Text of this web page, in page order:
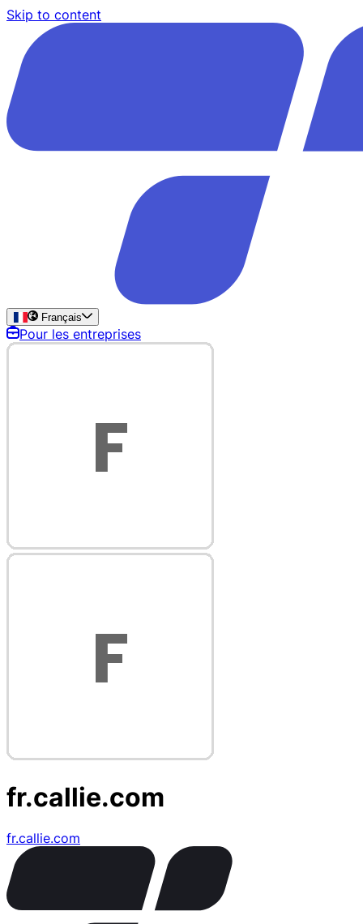
Skip to content
Français
Pour les entreprises
fr.callie.com
fr.callie.com